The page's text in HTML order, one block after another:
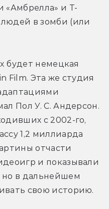
«Амбрелла» и Т-
в зомби (или
будет немецкая
Film. Эта же студия
Пол У. С. Андерсон.
с 2002-го,
1,2 миллиарда
отчасти
и показывали
но в дальнейшем
свою историю.